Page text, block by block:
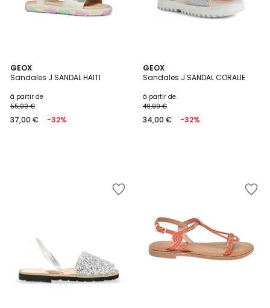
GEOX
Sandales J SANDAL HAITI
à partir de
55,00 €
37,00 € -32%
GEOX
Sandales J SANDAL CORALIE
à partir de
49,90 €
34,00 € -32%